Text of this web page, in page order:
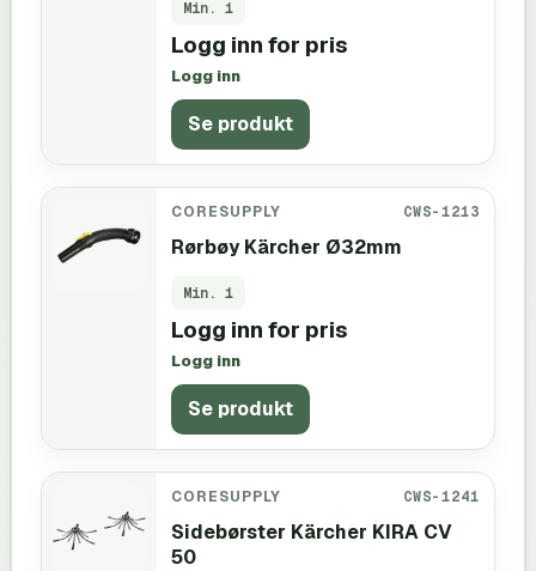
Min. 1
Logg inn for pris
Logg inn
Se produkt
CORESUPPLY CWS-1213
Rørbøy Kärcher Ø32mm
Min. 1
Logg inn for pris
Logg inn
Se produkt
CORESUPPLY CWS-1241
Sidebørster Kärcher KIRA CV
50